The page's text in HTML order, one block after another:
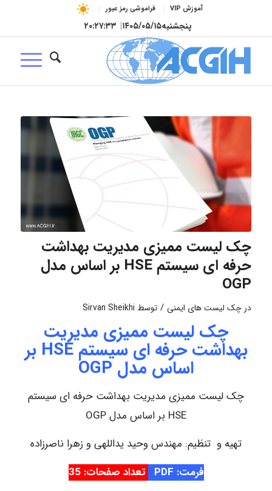
آموزش VIP فراموشی رمز عبور
پنجشنبه۱۴۰۵/۰۵/۱۵| ۲۰:۲۷:۳۳
چک لیست ممیزی مدیریت بهداشت
حرفه ای سیستم HSE بر اساس مدل
OGP
درچک لیست های ایمنی / توسط Sirvan Sheikhi
چک لیست ممیزی مدیریت
بهداشت حرفه ای سیستم HSE بر
اساس مدل OGP
چک لیست ممیزی مدیریت بهداشت حرفه ای سیستم
HSE بر اساس مدل OGP
تهیه و تنظیم: مهندس وحید یداللهی و زهرا ناصرزاده
فرمت: PDF
تعداد صفحات: 35